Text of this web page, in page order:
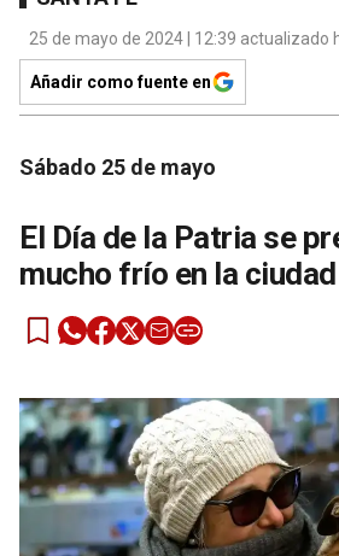
25 de mayo de 2024 | 12:39 actualizado
Añadir como fuente en
Sábado 25 de mayo
El Día de la Patria se
mucho frío en la